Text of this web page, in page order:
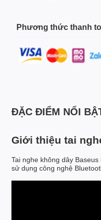
Phương thức thanh
ĐẶC ĐIỂM NỔI
Giới thiệu tai
Tai nghe không dây
sử dụng công nghệ